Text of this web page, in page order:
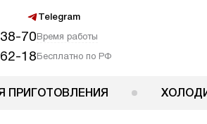
Telegram
70Время работы
18Бесплатно по РФ
ПРИГОТОВЛЕНИЯ